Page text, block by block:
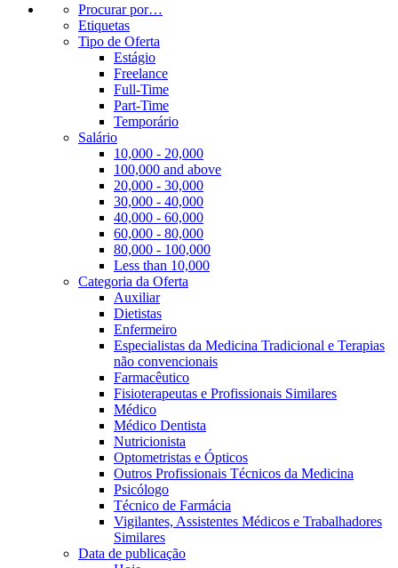
Procurar por…
Etiquetas
Tipo de Oferta
Estágio
Freelance
Full-Time
Part-Time
Temporário
Salário
10,000 - 20,000
100,000 and above
20,000 - 30,000
30,000 - 40,000
40,000 - 60,000
60,000 - 80,000
80,000 - 100,000
Less than 10,000
Categoria da Oferta
Auxiliar
Dietistas
Enfermeiro
Especialistas da Medicina Tradicional e Terapias
não convencionais
Farmacêutico
Fisioterapeutas e Profissionais Similares
Médico
Médico Dentista
Nutricionista
Optometristas e Ópticos
Outros Profissionais Técnicos da Medicina
Psicólogo
Técnico de Farmácia
Vigilantes, Assistentes Médicos e Trabalhadores
Similares
Data de publicação